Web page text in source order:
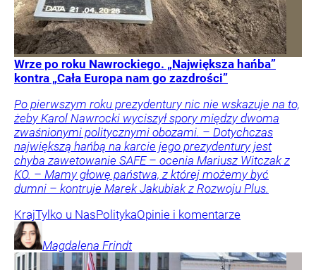
Wrze po roku Nawrockiego. „Największa hańba”
kontra „Cała Europa nam go zazdrości”
Po pierwszym roku prezydentury nic nie wskazuje na to,
żeby Karol Nawrocki wyciszył spory między dwoma
zwaśnionymi politycznymi obozami. – Dotychczas
największą hańbą na karcie jego prezydentury jest
chyba zawetowanie SAFE – ocenia Mariusz Witczak z
KO. – Mamy głowę państwa, z której możemy być
dumni – kontruje Marek Jakubiak z Rozwoju Plus.
KrajTylko u NasPolitykaOpinie i komentarze
Magdalena Frindt